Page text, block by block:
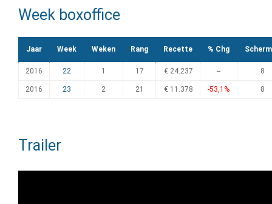
Week boxoffice
Jaar Week Weken Rang Recette % Chg
2016 22 1 17 € 24.237 -- 8
2016 23 2 21 € 11.378 -53,1% 8
Trailer